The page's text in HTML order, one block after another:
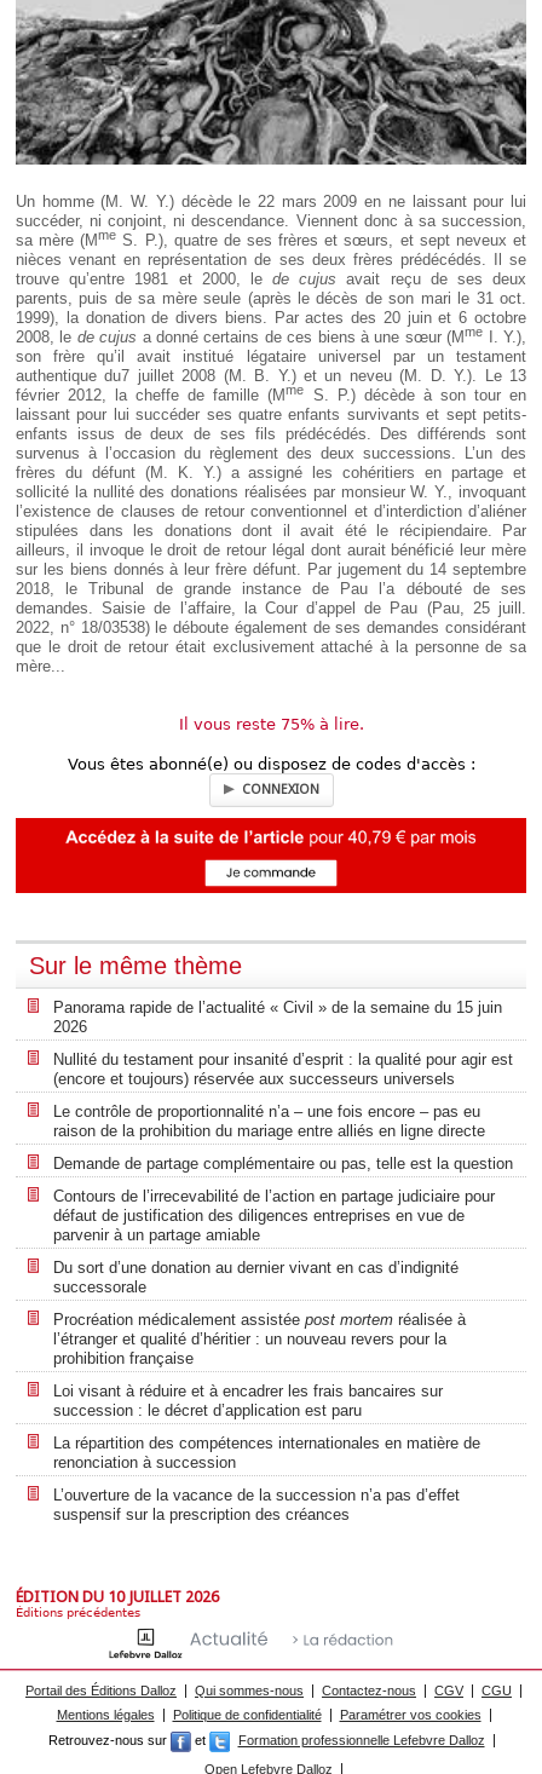
Un homme (M. W. Y.) décède le 22 mars 2009 en ne laissant pour lui
succéder, ni conjoint, ni descendance. Viennent donc à sa succession,
sa mère (Mme S. P.), quatre de ses frères et sœurs, et sept neveux et
nièces venant en représentation de ses deux frères prédécédés. Il se
trouve qu’entre 1981 et 2000, le de cujus avait reçu de ses deux
parents, puis de sa mère seule (après le décès de son mari le 31 oct.
1999), la donation de divers biens. Par actes des 20 juin et 6 octobre
2008, le de cujus a donné certains de ces biens à une sœur (Mme
I. Y.),
son frère qu’il avait institué légataire universel par un testament
authentique du7 juillet 2008 (M. B. Y.) et un neveu (M. D. Y.). Le 13
février 2012, la cheffe de famille (Mme
S. P.) décède à son tour en
laissant pour lui succéder ses quatre enfants survivants et sept petits-
enfants issus de deux de ses fils prédécédés. Des différends sont
survenus à l’occasion du règlement des deux successions. L’un des
frères du défunt (M. K. Y.) a assigné les cohéritiers en partage et
sollicité la nullité des donations réalisées par monsieur W. Y., invoquant
l’existence de clauses de retour conventionnel et d’interdiction d’aliéner
stipulées dans les donations dont il avait été le récipiendaire. Par
ailleurs, il invoque le droit de retour légal dont aurait bénéficié leur mère
sur les biens donnés à leur frère défunt. Par jugement du 14 septembre
2018, le Tribunal de grande instance de Pau l’a débouté de ses
demandes. Saisie de l’affaire, la Cour d’appel de Pau (Pau, 25 juill.
2022, n° 18/03538) le déboute également de ses demandes considérant
que le droit de retour était exclusivement attaché à la personne de sa
mère...
Il vous reste 75% à lire.
Vous êtes abonné(e) ou disposez de codes d'accès :
CONNEXION
Sur le même thème
Panorama rapide de l’actualité « Civil » de la semaine du 15 juin
2026
Nullité du testament pour insanité d’esprit : la qualité pour agir est
(encore et toujours) réservée aux successeurs universels
Le contrôle de proportionnalité n’a – une fois encore – pas eu
raison de la prohibition du mariage entre alliés en ligne directe
Demande de partage complémentaire ou pas, telle est la question
Contours de l’irrecevabilité de l’action en partage judiciaire pour
défaut de justification des diligences entreprises en vue de
parvenir à un partage amiable
Du sort d’une donation au dernier vivant en cas d’indignité
successorale
Procréation médicalement assistée post mortem réalisée à
l’étranger et qualité d’héritier : un nouveau revers pour la
prohibition française
Loi visant à réduire et à encadrer les frais bancaires sur
succession : le décret d’application est paru
La répartition des compétences internationales en matière de
renonciation à succession
L’ouverture de la vacance de la succession n’a pas d’effet
suspensif sur la prescription des créances
ÉDITION DU 10 JUILLET 2026
Éditions précédentes
Portail des Éditions Dalloz Qui sommes-nous Contactez-nous CGV
CGU
Mentions légales
Politique de confidentialité
Paramétrer vos cookies
Retrouvez-nous sur
et
Formation professionnelle Lefebvre Dalloz
Open Lefebvre Dalloz